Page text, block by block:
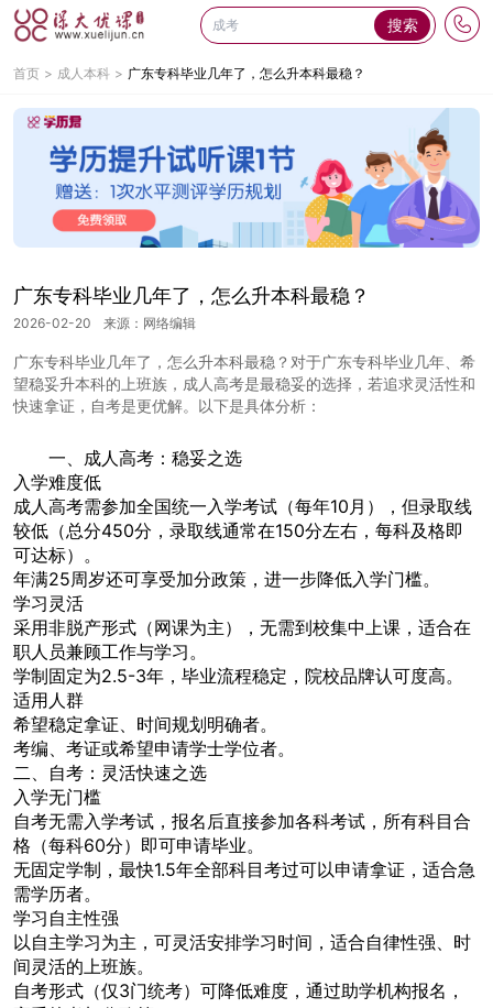
搜索
首页 成人本科 广东专科毕业几年了，怎么升本科最稳？
广东专科毕业几年了，怎么升本科最稳？
2026-02-20 来源：网络编辑
广东专科毕业几年了，怎么升本科最稳？对于广东专科毕业几年、希
望稳妥升本科的上班族，成人高考是最稳妥的选择，若追求灵活性和
快速拿证，自考是更优解。以下是具体分析：
一、成人高考：稳妥之选
入学难度低
成人高考需参加全国统一入学考试（每年10月），但录取线
较低（总分450分，录取线通常在150分左右，每科及格即
可达标）。
年满25周岁还可享受加分政策，进一步降低入学门槛。
学习灵活
采用非脱产形式（网课为主），无需到校集中上课，适合在
职人员兼顾工作与学习。
学制固定为2.5-3年，毕业流程稳定，院校品牌认可度高。
适用人群
希望稳定拿证、时间规划明确者。
考编、考证或希望申请学士学位者。
二、自考：灵活快速之选
入学无门槛
自考无需入学考试，报名后直接参加各科考试，所有科目合
格（每科60分）即可申请毕业。
无固定学制，最快1.5年全部科目考过可以申请拿证，适合急
需学历者。
学习自主性强
以自主学习为主，可灵活安排学习时间，适合自律性强、时
间灵活的上班族。
自考形式（仅3门统考）可降低难度，通过助学机构报名，